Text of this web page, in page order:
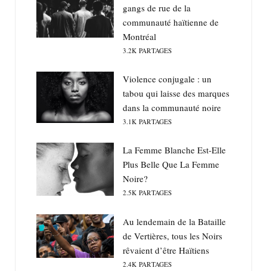
gangs de rue de la
communauté haïtienne de
Montréal
3.2K PARTAGES
Violence conjugale : un
tabou qui laisse des marques
dans la communauté noire
3.1K PARTAGES
La Femme Blanche Est-Elle
Plus Belle Que La Femme
Noire?
2.5K PARTAGES
Au lendemain de la Bataille
de Vertières, tous les Noirs
rêvaient d’être Haïtiens
2.4K PARTAGES